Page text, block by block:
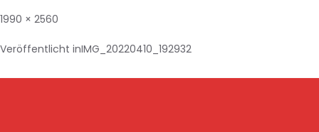
1990 × 2560
Veröffentlicht inIMG_20220410_192932